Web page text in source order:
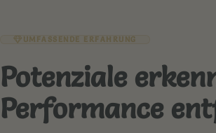
UMFASSENDE ERFAHRUNG
Potenziale
Performance